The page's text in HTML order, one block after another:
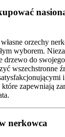
orzechy
wyborem.
drzewo do
wszechstronne
zapewniają
nerkowca